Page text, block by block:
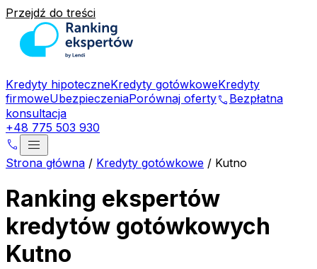
Przejdź do treści
Kredyty hipoteczneKredyty gotówkoweKredyty
firmoweUbezpieczeniaPorównaj ofertyphone Bezpłatna
konsultacja
+48 775 503 930
phone menu
Strona główna / Kredyty gotówkowe / Kutno
Ranking ekspertów
kredytów gotówkowych
Kutno